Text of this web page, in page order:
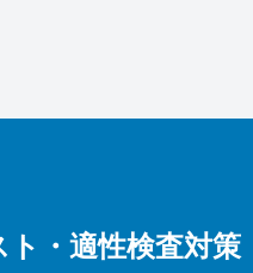
ト・適性検査対策